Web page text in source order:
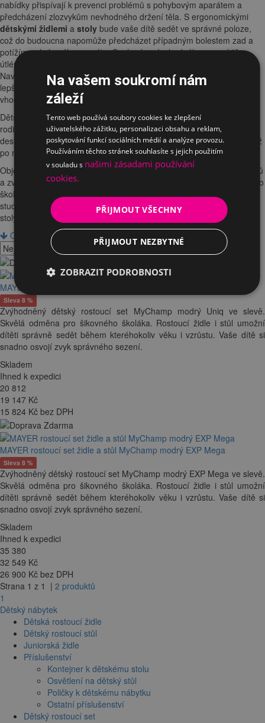
nabídky přispívají k prevenci problémů s pohybovým aparátem a
předcházení zlozvykům nevhodného držení těla. S ergonomickými
dětskými židlemi a stoly bude vaše dítě sedět ve správné poloze,
což do budoucna napomůže předcházet případným bolestem zad a
potížím pohybového aparátu. Správný zvyk vhodného sezení již v
útlém školním věku pomáhá k celkovému zdravému rozovji dítěte.
Navíc správně nastavené dětské pracoviště může výrazně přispět k
lepším studijním výsledkům ve škole.Dětské rostoucí židle
vhodné pro děti od 4let až do dospívání.
Dětské rostoucí stoly a židle od čekého výrobce Mayer představují
rodiči lety osvědčenou kvalitu. Sety jsou navrženy s univerzálním
designem, který se hodí do každého dětského pokoje, od prvňáčka až
po maturanta.
Objevte náš sortiment cenově zvýhodněných dětských rostoucích setů
a zvolte tu nejlepší kombinaci stolu a židle pro pohodlí a zdraví vašeho
školáka. Zdravé sezení a ergonomie jsou klíčem k úspěšnému ve
studiu. Investujte do budoucnosti vašeho dítěte s našimi rostoucími
stoly a židlemi.
Od nejoblíbenějších
Od nejdražích Od nejlevnějších
MAYER rostoucí set židle a stůl MyChamp modrý UNIQ
Sleva 8 %
Zvýhodněný dětský rostoucí set MyChamp modrý Uniq ve slevě.
Skvělá odměna pro šikovného školáka. Rostoucí židle i stůl umožní
dítěti správně sedět během kteréhokoliv věku i vzrůstu. Vaše dítě si
snadno osvojí zvyk správného sezení.
Skladem
Ihned k expedici
20 812
19 147 Kč
15 824 Kč bez DPH
MAYER rostoucí set židle a stůl MyChamp modrý EXP Mega
Sleva 8 %
Zvýhodněný dětský rostoucí set MyChamp modrý EXP Mega ve slevě.
Skvělá odměna pro šikovného školáka. Rostoucí židle i stůl umožní
dítěti správně sedět během kteréhokoliv věku i vzrůstu. Vaše dítě si
snadno osvojí zvyk správného sezení.
Skladem
Ihned k expedici
35 380
32 549 Kč
26 900 Kč bez DPH
Strana 1 z 1 | 2 produktů
1
Dětský nábytek
Dětská rostoucí židle
Dětský rostoucí stůl
Juniorská židle
Příslušenství
Kontejner k dětskému stolu
Osvětlení na dětský stůl
Poličky k dětskému nábytku
Ostatní příslušenství
Dětský rostoucí set
Na vašem soukromí nám
záleží
Tento web používá soubory cookies ke zlepšení
uživatelského zážitku, personalizaci obsahu a reklam,
poskytování funkcí sociálních médií a analýze provozu.
Používáním těchto stránek souhlasíte s jejich použitím
v souladu s našimi zásadami používání
cookies.
PŘIJMOUT VŠECHNY
PŘIJMOUT NEZBYTNÉ
ZOBRAZIT PODROBNOSTI